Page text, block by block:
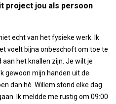
project jou als persoon
echt van het fysieke werk. Ik
voelt bijna onbeschoft om toe te
aan het knallen zijn. Je wilt je
gewoon mijn handen uit de
dan hè. Willem stond elke dag
Ik meldde me rustig om 09:00